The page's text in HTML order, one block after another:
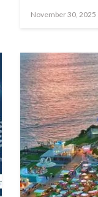
Posted
November 30, 2025